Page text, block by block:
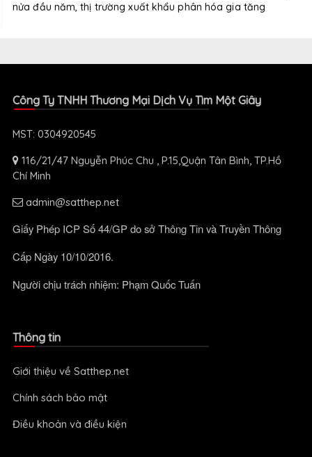
nửa đầu năm, thị trường xuất khẩu phân hóa gia tăng
Công Ty TNHH Thương Mại Dịch Vụ Tìm Một Giây
MST: 0304920545
116/21/47 Nguyễn Phúc Chu , P.15,Quận Tân Bình, TP.Hồ
Chí Minh
admin@satthep.net
Giấy Phép ICP Số 44/GP do sở Thông Tin và Truyền Thông
Cấp Ngày 10/10/2016.
Người chịu trách nhiệm: Phạm Quốc Tuấn
Thông tin
Giới thiệu về Satthep.net
Chính sách bảo mật
Điều khoản và điều kiện